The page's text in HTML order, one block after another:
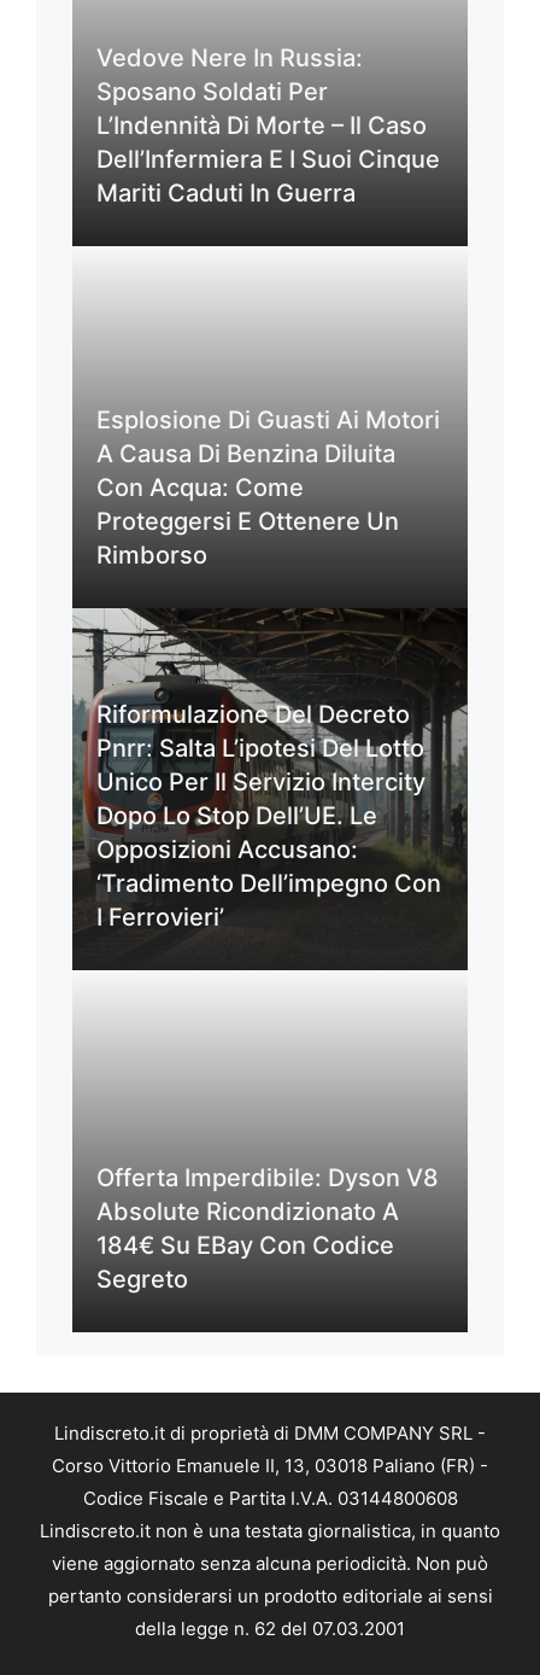
Vedove Nere In Russia:
Sposano Soldati Per
L’Indennità Di Morte – Il Caso
Dell’Infermiera E I Suoi Cinque
Mariti Caduti In Guerra
Esplosione Di Guasti Ai Motori
A Causa Di Benzina Diluita
Con Acqua: Come
Proteggersi E Ottenere Un
Rimborso
Riformulazione Del Decreto
Pnrr: Salta L’ipotesi Del Lotto
Unico Per Il Servizio Intercity
Dopo Lo Stop Dell’UE. Le
Opposizioni Accusano:
‘Tradimento Dell’impegno Con
I Ferrovieri’
Offerta Imperdibile: Dyson V8
Absolute Ricondizionato A
184€ Su EBay Con Codice
Segreto
Lindiscreto.it di proprietà di DMM COMPANY SRL -
Corso Vittorio Emanuele II, 13, 03018 Paliano (FR) -
Codice Fiscale e Partita I.V.A. 03144800608
Lindiscreto.it non è una testata giornalistica, in quanto
viene aggiornato senza alcuna periodicità. Non può
pertanto considerarsi un prodotto editoriale ai sensi
della legge n. 62 del 07.03.2001